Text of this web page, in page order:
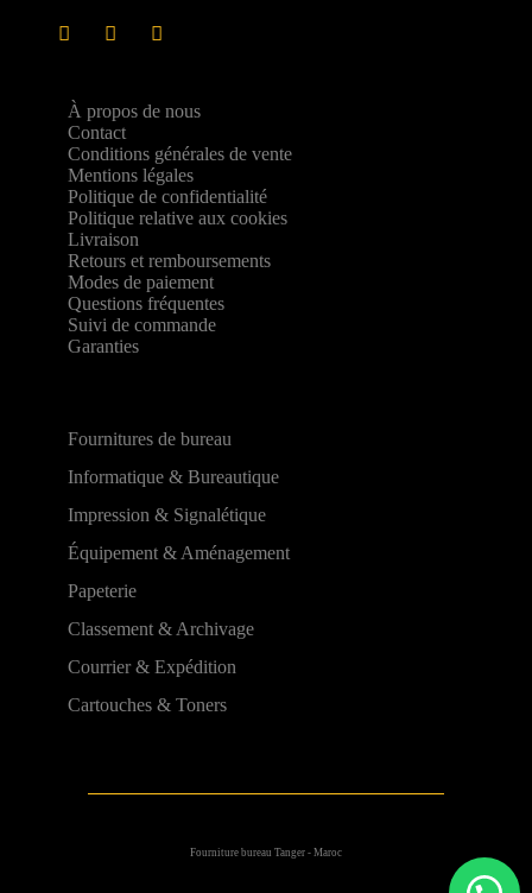
À propos de nous
Contact
Conditions générales de vente
Mentions légales
Politique de confidentialité
Politique relative aux cookies
Livraison
Retours et remboursements
Modes de paiement
Questions fréquentes
Suivi de commande
Garanties
Fournitures de bureau
Informatique & Bureautique
Impression & Signalétique
Équipement & Aménagement
Papeterie
Classement & Archivage
Courrier & Expédition
Cartouches & Toners
Fourniture bureau Tanger - Maroc